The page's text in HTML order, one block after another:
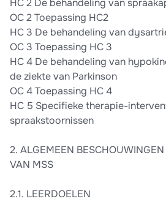
HC 2 De behandeling van
OC 2 Toepassing HC2
HC 3 De behandeling van
OC 3 Toepassing HC 3
HC 4 De behandeling van
de ziekte van Parkinson
OC 4 Toepassing HC 4
HC 5 Specifieke therapie-
spraakstoornissen
2. ALGEMEEN
VAN MSS
2.1. LEERDOELEN